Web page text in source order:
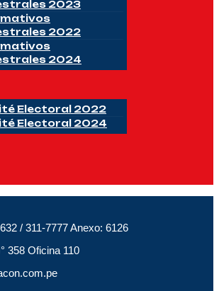
2023
2022
2024
Electoral 2022
Electoral 2024
/ 311-7777 Anexo: 6126
358 Oficina 110